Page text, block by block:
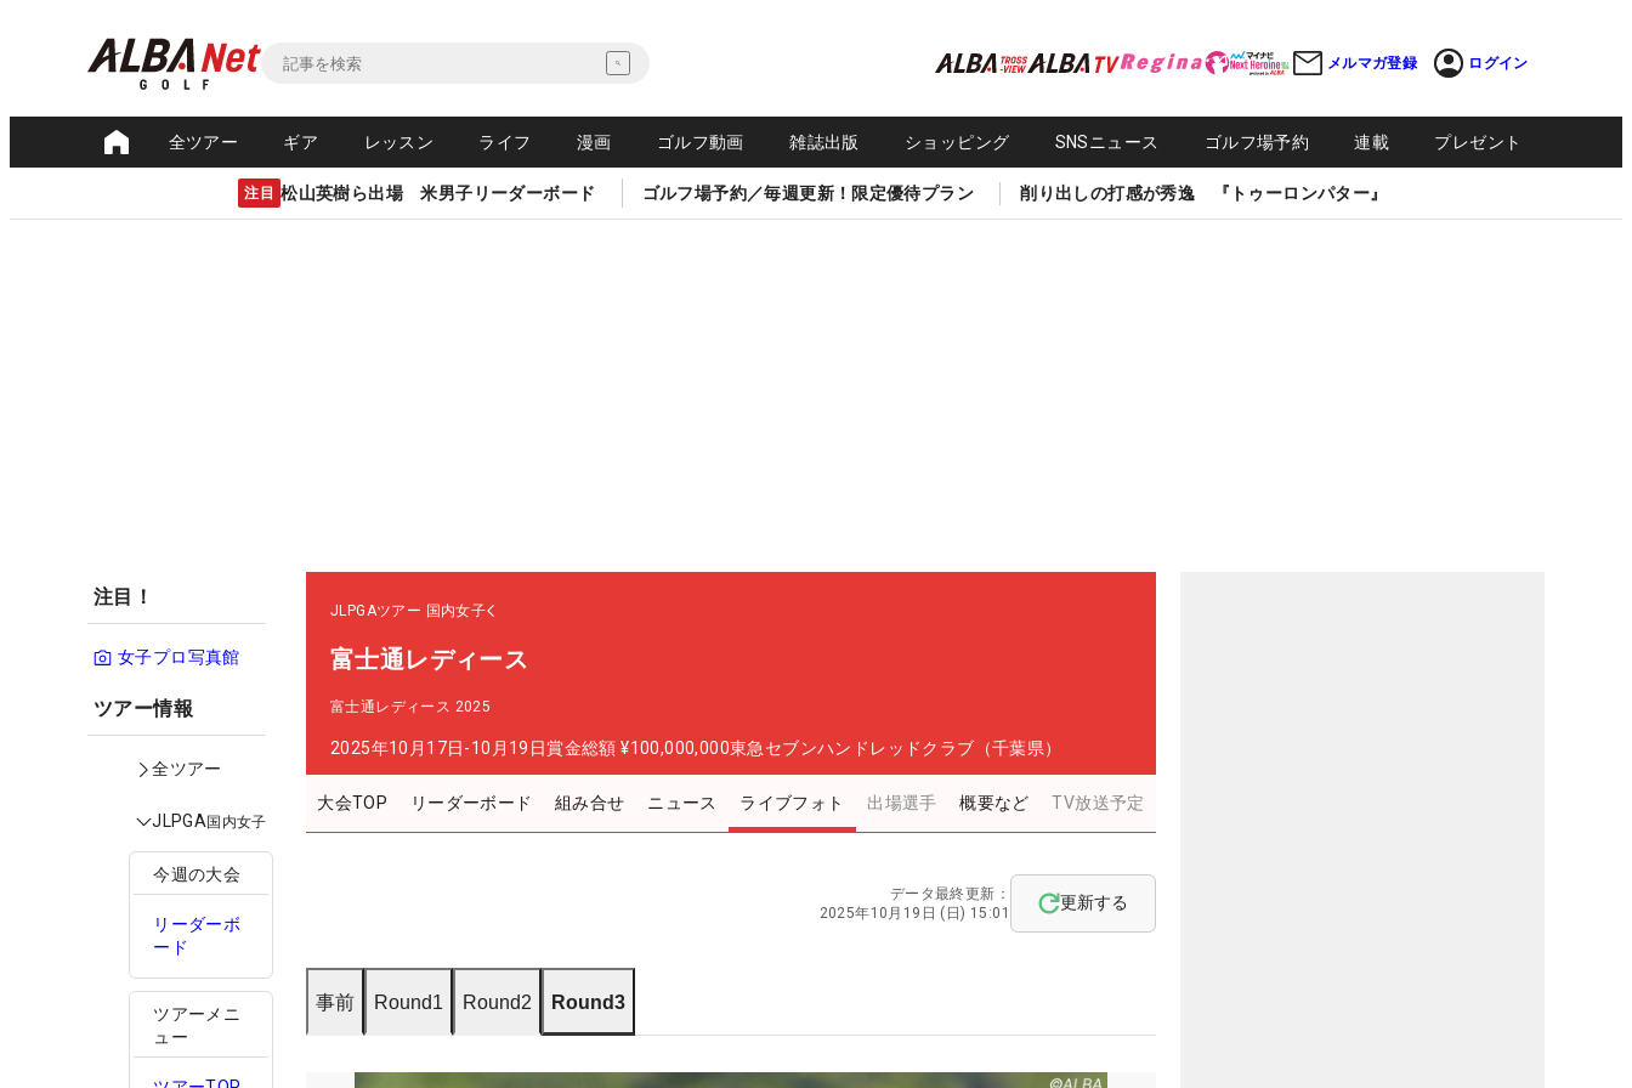
メルマガ登録 ログイン
全ツアー ギア レッスン ライフ 漫画 ゴルフ動画 雑誌出版 ショッピング SNSニュース ゴルフ場予約 連載 プレゼント
注目 松山英樹ら出場 米男子リーダーボード ゴルフ場予約／毎週更新！限定優待プラン 削り出しの打感が秀逸 『トゥーロンパター』
注目！
女子プロ写真館
ツアー情報
全ツアー
JLPGA国内女子
今週の大会
リーダーボ
ード
ツアーメニ
ュー
JLPGAツアー 国内女子
富士通レディース
富士通レディース 2025
2025年10月17日-10月19日賞金総額 ¥100,000,000東急セブンハンドレッドクラブ（千葉県）
大会TOP リーダーボード 組み合せ ニュース ライブフォト 出場選手 概要など TV放送予定
データ最終更新：
2025年10月19日 (日) 15:01
更新する
事前 Round1 Round2 Round3